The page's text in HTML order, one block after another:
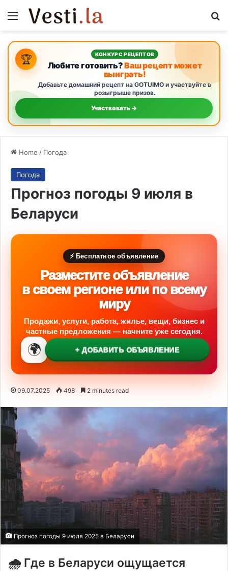
Menu
🏆 КОНКУРС РЕЦЕПТОВ
Любите готовить?Ваш рецепт может
выиграть!
Добавьте домашний рецепт на GOTUIMO и участвуйте в
розыгрыше призов.
Участвовать →
Home / Погода
Погода
Прогноз погоды 9 июля в
Беларуси
⚡ Бесплатное объявление
Разместите объявление
в своем регионе или по всему
миру
Продажи, услуги, работа, жилье, вещи, бизнес и
частные предложения — начните уже сегодня.
🌍 + ДОБАВИТЬ ОБЪЯВЛЕНИЕ
09.07.2025 498 2 minutes read
Прогноз погоды 9 июля 2025 в Беларуси
🌧️ Где в Беларуси ощущается